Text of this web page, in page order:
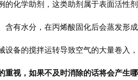
化学助剂，这类助剂属于表面活性
有水分，在丙烯酸固化后会蒸发形
备的搅拌运转导致空气的大量卷入，
重视，如果不及时消除的话将会产生